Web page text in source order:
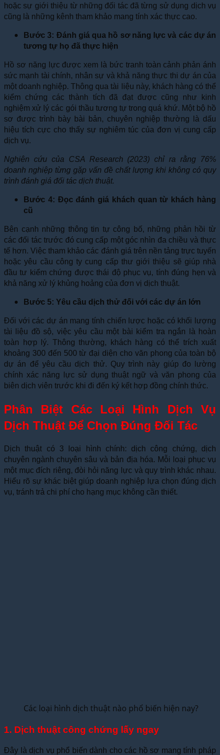
hoặc sự giới thiệu từ những đối tác đã từng sử dụng dịch vụ
cũng là những kênh tham khảo mang tính xác thực cao.
Bước 3: Đánh giá qua hồ sơ năng lực và các dự án
tương tự họ đã thực hiện
Hồ sơ năng lực được xem là bức tranh toàn cảnh phản ánh
sức mạnh tài chính, nhân sự và khả năng thực thi dự án của
một doanh nghiệp. Thông qua tài liệu này, khách hàng có thể
kiểm chứng các thành tích đã đạt được cũng như kinh
nghiệm xử lý các gói thầu tương tự trong quá khứ. Một bộ hồ
sơ được trình bày bài bản, chuyên nghiệp thường là dấu
hiệu tích cực cho thấy sự nghiêm túc của đơn vị cung cấp
dịch vụ.
Nghiên cứu của CSA Research (2023) chỉ ra rằng 76%
doanh nghiệp từng gặp vấn đề chất lượng khi không có quy
trình đánh giá đối tác dịch thuật.
Bước 4: Đọc đánh giá khách quan từ khách hàng
cũ
Bên cạnh những thông tin tự công bố, những phản hồi từ
các đối tác trước đó cung cấp một góc nhìn đa chiều và thực
tế hơn. Việc tham khảo các đánh giá trên nền tảng trực tuyến
hoặc yêu cầu công ty cung cấp thư giới thiệu sẽ giúp nhà
đầu tư kiểm chứng được thái độ phục vụ, tính đúng hẹn và
khả năng xử lý khủng hoảng của đơn vị dịch thuật.
Bước 5: Yêu cầu dịch thử đối với các dự án lớn
Đối với các dự án mang tính chiến lược hoặc có khối lượng
tài liệu đồ sộ, việc yêu cầu một bài kiểm tra ngắn là hoàn
toàn hợp lý. Thông thường, khách hàng có thể trích xuất
khoảng 300 đến 500 từ đại diện cho văn phong của toàn bộ
dự án để yêu cầu dịch thử. Quy trình này giúp đo lường
chính xác năng lực sử dụng thuật ngữ và văn phong của
biên dịch viên trước khi đi đến ký kết hợp đồng chính thức.
Phân Biệt Các Loại Hình Dịch Vụ
Dịch Thuật Để Chọn Đúng Đối Tác
Dịch thuật có 3 loại hình chính: dịch công chứng, dịch
chuyên ngành chuyên sâu và bản địa hóa. Mỗi loại phục vụ
một mục đích riêng, đòi hỏi năng lực và quy trình khác nhau.
Hiểu rõ sự khác biệt giúp doanh nghiệp lựa chọn đúng dịch
vụ, tránh trả chi phí cho hạng mục không cần thiết.
Các loại hình dịch thuật nào phổ biến hiện nay?
1. Dịch thuật công chứng lấy ngay
Đây là dịch vụ phổ biến dành cho các hồ sơ mang tính pháp